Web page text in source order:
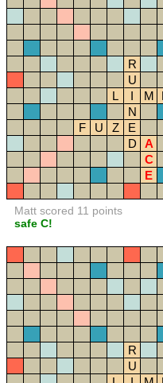
R
U
L
I M
N
F
U Z
E
D
A
C
E
Matt scored 11 points
safe C!
R
U